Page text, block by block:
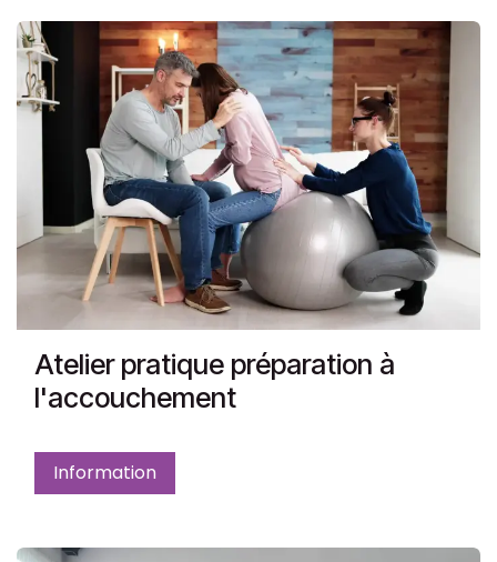
Atelier pratique préparation à
l'accouchement
Information